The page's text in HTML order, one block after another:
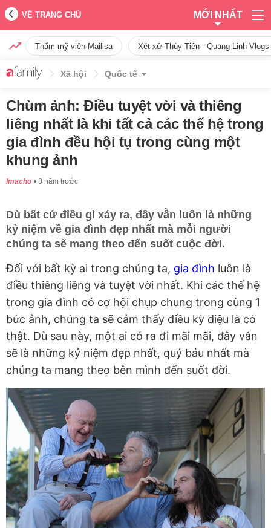
VỀ TRANG CHỦ MỚI NHẤT
Thẩm mỹ viện Mailisa Xét xử Thùy Tiên - Quang Linh
Xã hội Quốc tế
Chùm ảnh: Điều tuyệt vời và thiêng
liêng nhất là khi tất cả các thế hệ trong
gia đình đều hội tụ trong cùng một
khung ảnh
Imacho 8 năm trước
Dù bất cứ điều gì xảy ra, đây vẫn luôn là những
kỷ niệm về gia đình đẹp nhất mà mỗi người
chúng ta sẽ mang theo đến suốt cuộc đời.
Đối với bất kỳ ai trong chúng ta, gia đình luôn là
điều thiêng liêng và tuyệt vời nhất. Khi các thế hệ
trong gia đình có cơ hội chụp chung trong cùng 1
bức ảnh, chúng ta sẽ cảm thấy điều kỳ diệu là có
thật. Dù sau này, một ai có ra đi mãi mãi, đây vẫn
sẽ là những kỷ niệm đẹp nhất, quý báu nhất mà
chúng ta mang theo bên mình đến suốt đời.